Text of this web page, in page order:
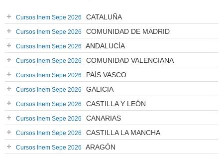
Cursos Inem Sepe 2026 CATALUÑA
Cursos Inem Sepe 2026 COMUNIDAD DE MADRID
Cursos Inem Sepe 2026 ANDALUCÍA
Cursos Inem Sepe 2026 COMUNIDAD VALENCIANA
Cursos Inem Sepe 2026 PAÍS VASCO
Cursos Inem Sepe 2026 GALICIA
Cursos Inem Sepe 2026 CASTILLA Y LEÓN
Cursos Inem Sepe 2026 CANARIAS
Cursos Inem Sepe 2026 CASTILLA LA MANCHA
Cursos Inem Sepe 2026 ARAGÓN